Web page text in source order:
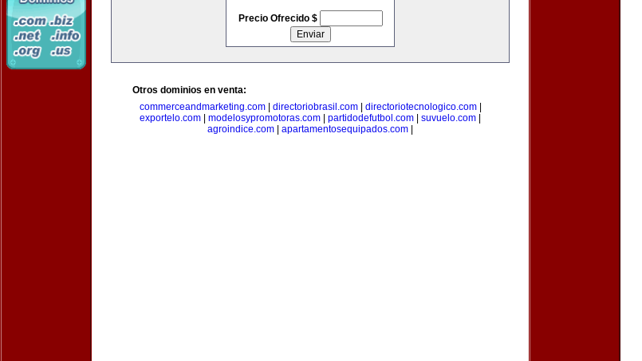
Precio Ofrecido $
Otros dominios en venta:
commerceandmarketing.com| directoriobrasil.com| directoriotecnologico.com|
exportelo.com
modelosypromotoras.com partidodefutbol.com suvuelo.com
agroindice.com
apartamentosequipados.com